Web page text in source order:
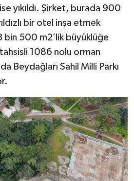
yıkıldı. Şirket, burada 900
bir otel inşa etmek
500 m2’lik büyüklüğe
1086 nolu orman
Beydağları Sahil Milli Parkı